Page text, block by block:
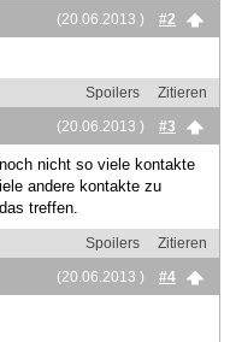
(20.06.2013 )
#2
Spoilers
Zitieren
(20.06.2013 )
#3
nicht so viele kontakte
andere kontakte zu
treffen.
Spoilers
Zitieren
(20.06.2013 )
#4